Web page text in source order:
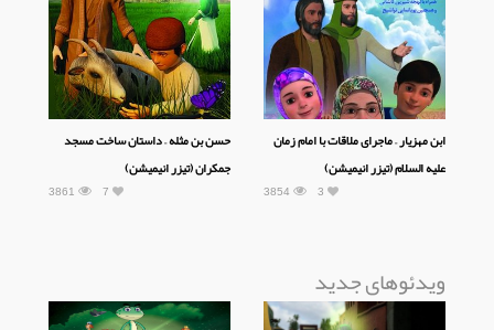
ابن مهزیار – ماجرای ملاقات با امام زمان
علیه السلام (تیزر انیمیشن)
3854 3
حسن بن مثله – داستان ساخت مسجد
جمکران (تیزر انیمیشن)
3861 7
ویدئوهای جدید